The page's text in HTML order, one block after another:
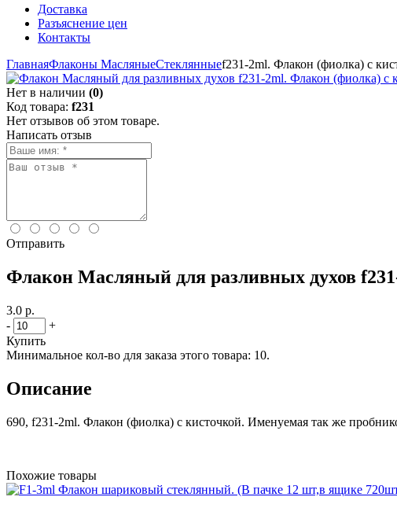
Доставка
Разъяснение цен
Контакты
ГлавнаяФлаконы МасляныеСтеклянныеf231-2ml. Флакон (фиолка) с
Нет в наличии (0)
Код товара: f231
Нет отзывов об этом товаре.
Написать отзыв
Отправить
Флакон Масляный для разливных духов
3.0 р.
-
+
Купить
Минимальное кол-во для заказа этого товара: 10.
Описание
690, f231-2ml. Флакон (фиолка) с кисточкой. Именуемая так же
Похожие товары